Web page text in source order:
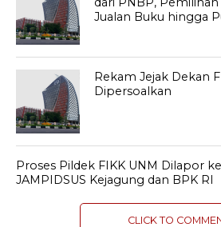
Jualan Buku hingga
Rekam Jejak Dekan
Dipersoalkan
Proses Pildek FIKK UNM Dilapor ke
JAMPIDSUS Kejagung dan BPK RI
CLICK TO